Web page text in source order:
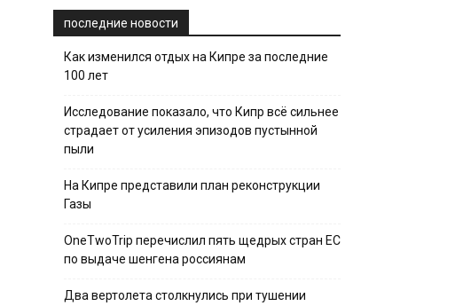
последние новости
Как изменился отдых на Кипре за последние
100 лет
Исследование показало, что Кипр всё сильнее
страдает от усиления эпизодов пустынной
пыли
На Кипре представили план реконструкции
Газы
OneTwoTrip перечислил пять щедрых стран ЕС
по выдаче шенгена россиянам
Два вертолета столкнулись при тушении